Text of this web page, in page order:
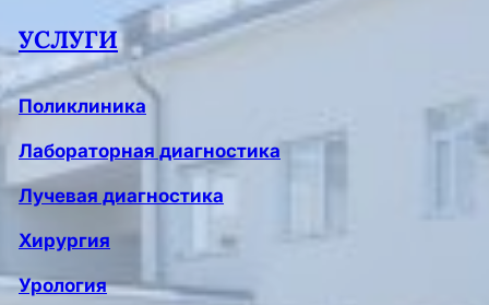
УСЛУГИ
Поликлиника
Лабораторная диагностика
Лучевая диагностика
Хирургия
Урология